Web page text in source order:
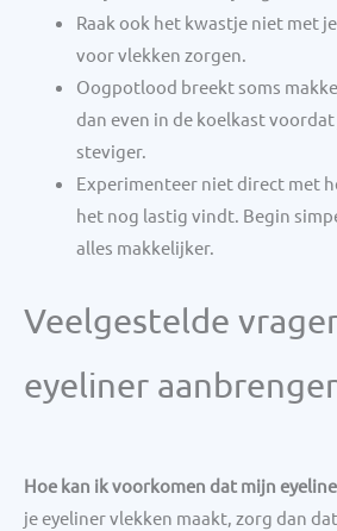
Raak ook het kwastje niet met
voor vlekken zorgen.
Oogpotlood breekt soms
dan even in de koelkast
steviger.
Experimenteer niet direct met
het nog lastig vindt. Begin
alles makkelijker.
Veelgestelde
eyeliner
Hoe kan ik voorkomen dat mijn
je eyeliner vlekken maakt, zorg dan